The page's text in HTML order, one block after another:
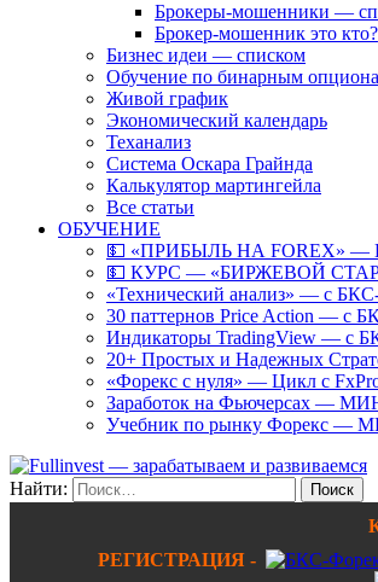
Брокеры-мошенники —
Брокер-мошенник это кто?
Бизнес идеи — списком
Обучение по бинарным
Живой график
Экономический календарь
Теханализ
Система Оскара Грайнда
Калькулятор мартингейла
Все статьи
ОБУЧЕНИЕ
💵 «ПРИБЫЛЬ НА FOREX» —
💵 КУРС — «БИРЖЕВОЙ
«Технический анализ» — с
30 паттернов Price Action — с
Индикаторы TradingView — с
20+ Простых и Надежных
«Форекс с нуля» — Цикл с
Заработок на Фьючерсах —
Учебник по рынку Форекс —
Найти:
РЕГИСТРАЦИЯ -